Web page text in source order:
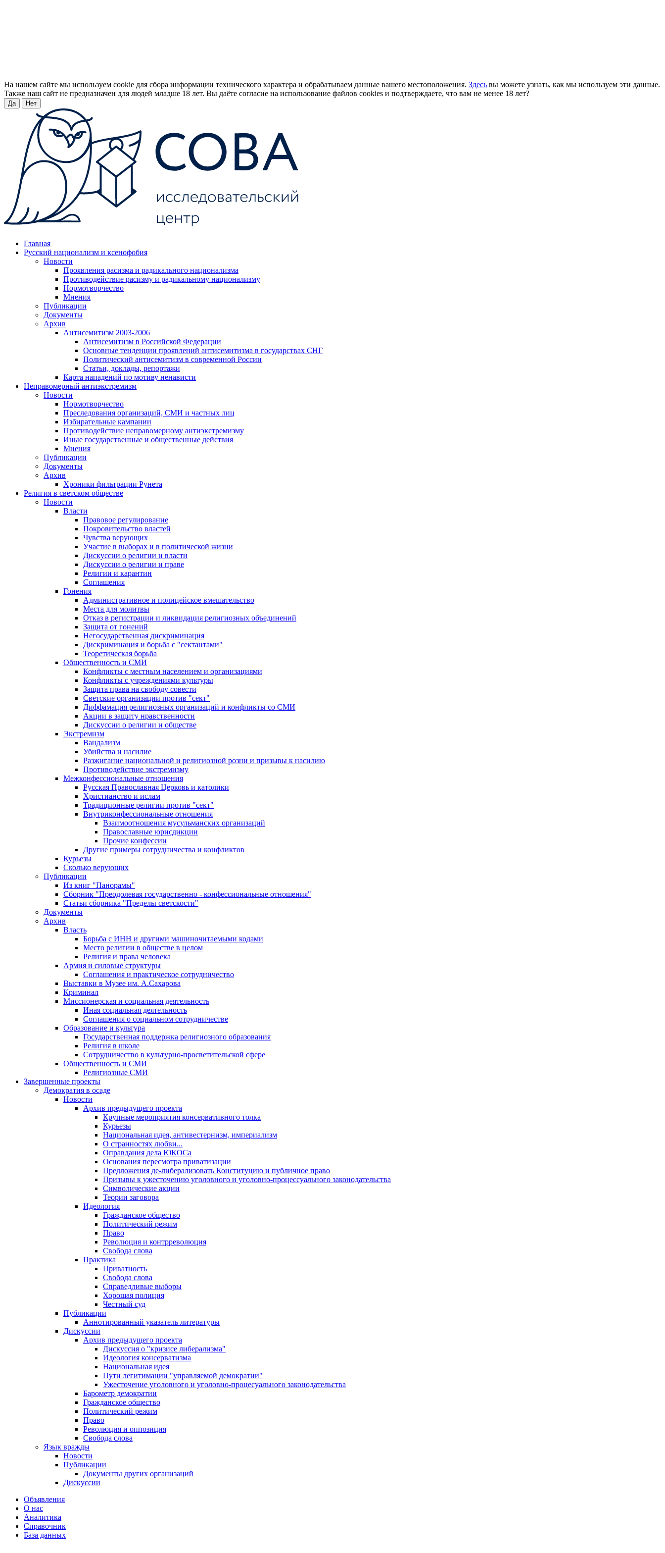
На нашем сайте мы используем cookie для сбора информации технического характера и обрабатываем данные вашего местоположения. Здесь вы можете узнать, как мы используем эти данные.
Также наш сайт не предназначен для людей младше 18 лет. Вы даёте согласие на использование файлов cookies и подтверждаете, что вам не менее 18 лет?
Да Нет
Главная
Русский национализм и ксенофобия
Новости
Проявления расизма и радикального национализма
Противодействие расизму и радикальному национализму
Нормотворчество
Мнения
Публикации
Документы
Архив
Антисемитизм 2003-2006
Антисемитизм в Российской Федерации
Основные тенденции проявлений антисемитизма в государствах СНГ
Политический антисемитизм в современной России
Статьи, доклады, репортажи
Карта нападений по мотиву ненависти
Неправомерный антиэкстремизм
Новости
Нормотворчество
Преследования организаций, СМИ и частных лиц
Избирательные кампании
Противодействие неправомерному антиэкстремизму
Иные государственные и общественные действия
Мнения
Публикации
Документы
Архив
Хроники фильтрации Рунета
Религия в светском обществе
Новости
Власти
Правовое регулирование
Покровительство властей
Чувства верующих
Участие в выборах и в политической жизни
Дискуссии о религии и власти
Дискуссии о религии и праве
Религии и карантин
Соглашения
Гонения
Административное и полицейское вмешательство
Места для молитвы
Отказ в регистрации и ликвидация религиозных объединений
Защита от гонений
Негосударственная дискриминация
Дискриминация и борьба с "сектантами"
Теоретическая борьба
Общественность и СМИ
Конфликты с местным населением и организациями
Конфликты с учреждениями культуры
Защита права на свободу совести
Светские организации против "сект"
Диффамация религиозных организаций и конфликты со СМИ
Акции в защиту нравственности
Дискуссии о религии и обществе
Экстремизм
Вандализм
Убийства и насилие
Разжигание национальной и религиозной розни и призывы к насилию
Противодействие экстремизму
Межконфессиональные отношения
Русская Православная Церковь и католики
Христианство и ислам
Традиционные религии против "сект"
Внутриконфессиональные отношения
Взаимоотношения мусульманских организаций
Православные юрисдикции
Прочие конфессии
Другие примеры сотрудничества и конфликтов
Курьезы
Сколько верующих
Публикации
Из книг "Панорамы"
Сборник "Преодолевая государственно - конфессиональные отношения"
Статьи сборника "Пределы светскости"
Документы
Архив
Власть
Борьба с ИНН и другими машиночитаемыми кодами
Место религии в обществе в целом
Религия и права человека
Армия и силовые структуры
Соглашения и практическое сотрудничество
Выставки в Музее им. А.Сахарова
Криминал
Миссионерская и социальная деятельность
Иная социальная деятельность
Соглашения о социальном сотрудничестве
Образование и культура
Государственная поддержка религиозного образования
Религия в школе
Сотрудничество в культурно-просветительской сфере
Общественность и СМИ
Религиозные СМИ
Завершенные проекты
Демократия в осаде
Новости
Архив предыдущего проекта
Крупные мероприятия консервативного толка
Курьезы
Национальная идея, антивестернизм, империализм
О странностях любви...
Оправдания дела ЮКОСа
Основания пересмотра приватизации
Предложения де-либерализовать Конституцию и публичное право
Призывы к ужесточению уголовного и уголовно-процессуального законодательства
Символические акции
Теории заговора
Идеология
Гражданское общество
Политический режим
Право
Революция и контрреволюция
Свобода слова
Практика
Приватность
Свобода слова
Справедливые выборы
Хорошая полиция
Честный суд
Публикации
Аннотированный указатель литературы
Дискуссии
Архив предыдущего проекта
Дискуссия о "кризисе либерализма"
Идеология консерватизма
Национальная идея
Пути легитимации "управляемой демократии"
Ужесточение уголовного и уголовно-процесуального законодательства
Барометр демократии
Гражданское общество
Политический режим
Право
Революция и оппозиция
Свобода слова
Язык вражды
Новости
Публикации
Документы других организаций
Дискуссии
Объявления
О нас
Аналитика
Справочник
База данных